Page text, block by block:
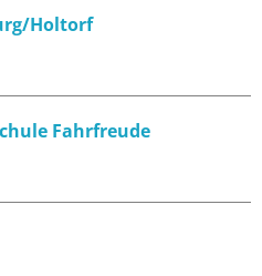
Holtorf
Fahrfreude